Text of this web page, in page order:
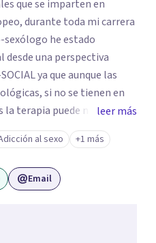
que se imparten en
durante toda mi carrera
he estado
desde una perspectiva
ya que aunque las
si no se tienen en
terapia puede no
demasiado simplista,
factores que pueden
cada caso como
precoz y la falta de
leer más
al sexo +1 más
Email